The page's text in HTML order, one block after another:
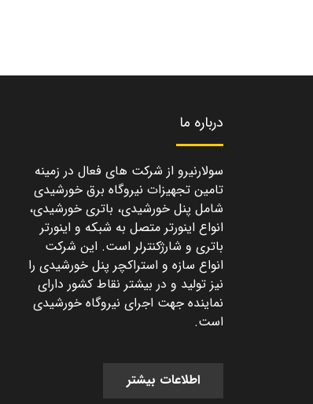
درباره ما
سولارنیرو از شرکت های فعال در زمینه
تامین تجهیزات نیروگاه برق خورشیدی
شامل پنل خورشیدی، باتری خورشیدی،
انواع اینورتر متصل به شبکه و اینورتر
باتری و شارژکنترلر است. این شرکت
انواع سازه و استراکچر پنل خورشیدی را
نیز تولید و در بیشتر نقاط کشور دارای
نماینده جهت اجرای نیروگاه خورشیدی
است.
اطلاعات بیشتر